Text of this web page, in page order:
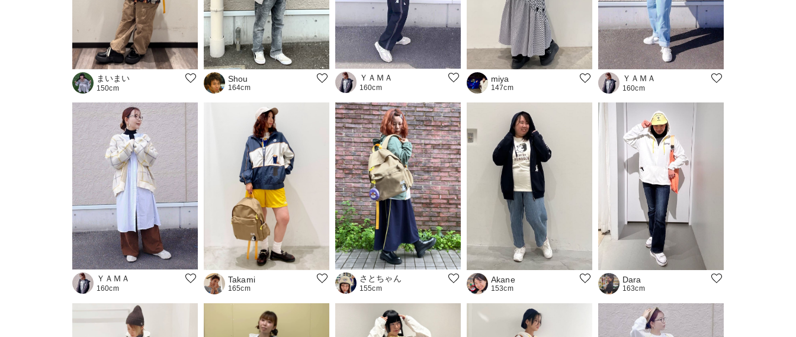
まいまい
150cm
Shou
164cm
ＹＡＭＡ
160cm
miya
147cm
ＹＡＭＡ
160cm
ＹＡＭＡ
160cm
Takami
165cm
さとちゃん
155cm
Akane
153cm
Dara
163cm